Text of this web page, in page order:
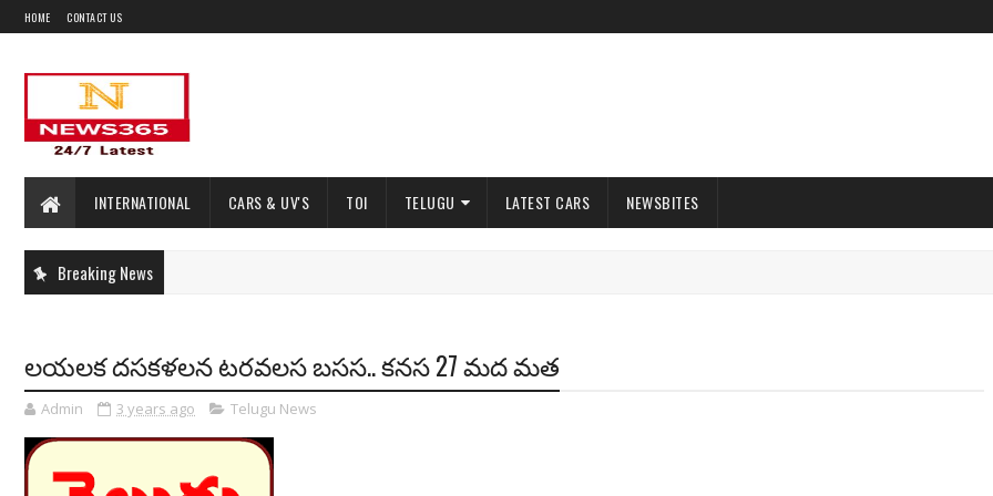
HOME CONTACT US
INTERNATIONAL CARS & UV'S TOI TELUGU LATEST CARS NEWSBITES
Breaking News
లయలక దసకళలన టరవలస బసస.. కనస 27 మద మత
Admin 3 years ago Telugu News